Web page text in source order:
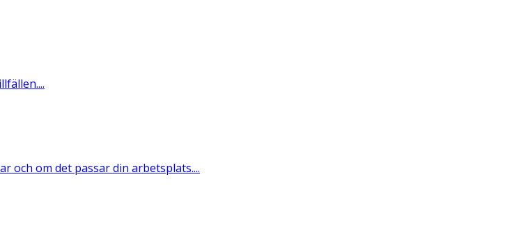
och om det passar din arbetsplats....